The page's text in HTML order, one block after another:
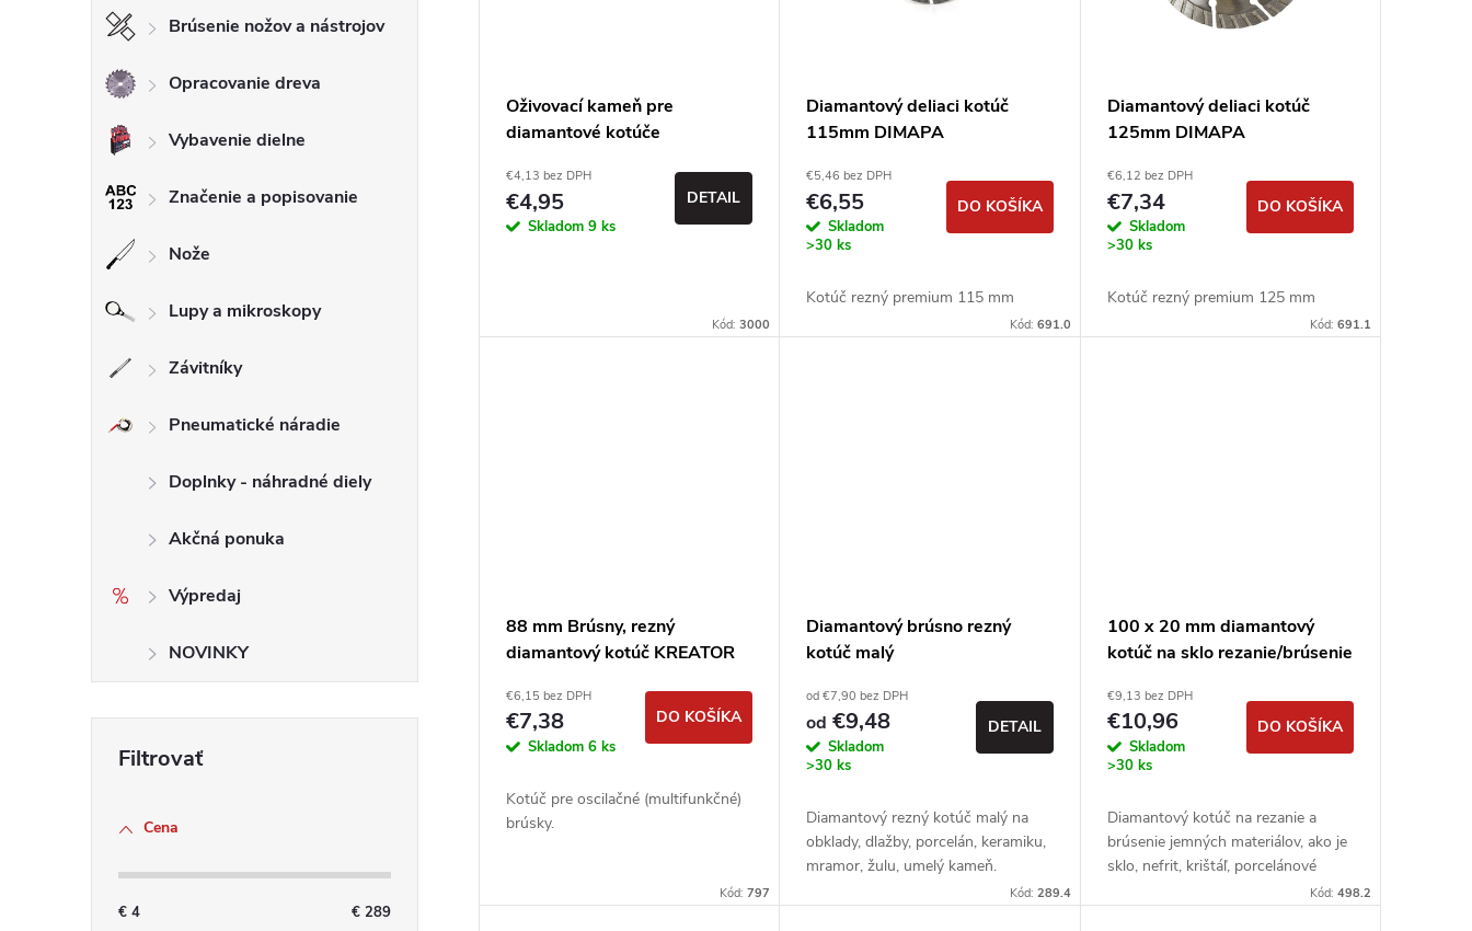
Brúsenie nožov a nástrojov
Opracovanie dreva
Vybavenie dielne
Značenie a popisovanie
Nože
Lupy a mikroskopy
Závitníky
Pneumatické náradie
Doplnky - náhradné diely
Akčná ponuka
Výpredaj
NOVINKY
Cena
€ 4 € 289
u
Oživovací kameň pre
diamantové kotúče
€4,13 bez DPH
€4,95
Skladom 9 ks
DETAIL
Kód:3000
Diamantový deliaci kotúč
115mm DIMAPA
€5,46 bez DPH
€6,55
Skladom
>30 ks
DO KOŠÍKA
Kotúč rezný premium 115 mm
Kód: 691.0
Diamantový deliaci kotúč
125mm DIMAPA
€6,12 bez DPH
€7,34
Skladom
>30 ks
DO KOŠÍKA
Kotúč rezný premium 125 mm
Kód: 691.1
88 mm Brúsny, rezný
diamantový kotúč KREATOR
€6,15 bez DPH
€7,38
Skladom 6 ks
DO KOŠÍKA
Kotúč pre oscilačné (multifunkčné)
brúsky.
Kód:797
Diamantový brúsno rezný
kotúč malý
od €7,90 bez DPH
od €9,48
Skladom
>30 ks
DETAIL
Diamantový rezný kotúč malý na
obklady, dlažby, porcelán, keramiku,
mramor, žulu, umelý kameň.
Kód: 289.4
100 x 20 mm diamantový
kotúč na sklo rezanie/brúsenie
€9,13 bez DPH
€10,96
Skladom
>30 ks
DO KOŠÍKA
Diamantový kotúč na rezanie a
brúsenie jemných materiálov, ako je
sklo, nefrit, krištáľ, porcelánové
Kód: 498.2